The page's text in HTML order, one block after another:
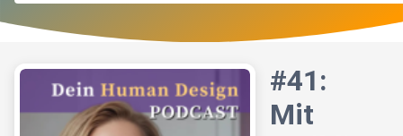
#41:
Mit